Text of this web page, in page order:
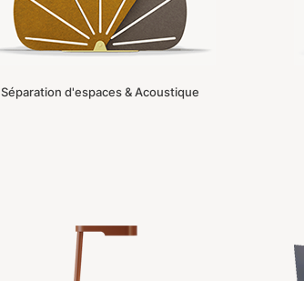
Séparation d'espaces & Acoustique